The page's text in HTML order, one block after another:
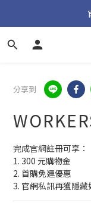
分享到
完成官網註冊可享：
1. 300 元購物金
2. 首購免運優惠
3. 官網私訊再獲隱藏